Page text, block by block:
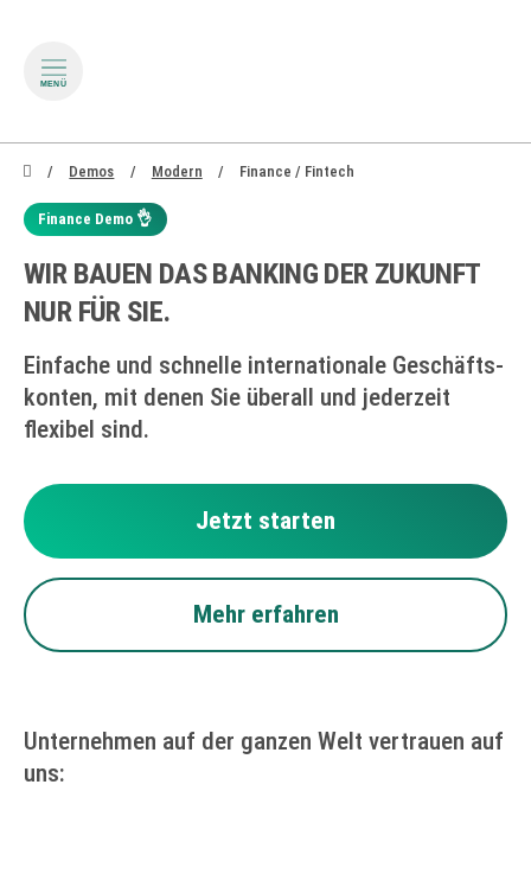
MENÜ
zum Inhalt springen
Demos Modern Finance / Fintech
Finance Demo 👌
WIR BAUEN DAS BANKING DER ZUKUNFT
NUR FÜR SIE.
Einfache und schnelle internationale Geschäfts­
konten, mit denen Sie überall und jederzeit
flexibel sind.
Jetzt starten
Mehr erfahren
Unternehmen auf der ganzen Welt vertrauen auf
uns: